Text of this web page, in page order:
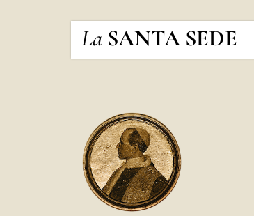
La SANTA SEDE